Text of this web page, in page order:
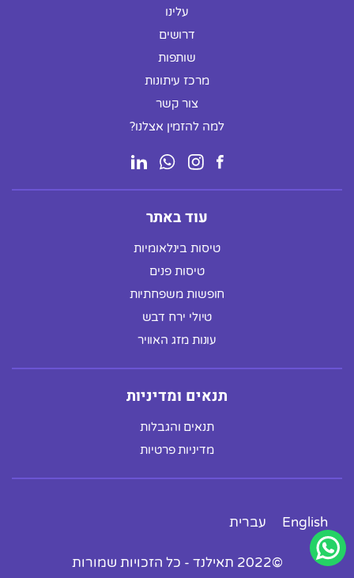
עלינו
דרושים
שותפות
מרכז עיתונות
צור קשר
למה להזמין אצלנו?
עוד באתר
טיסות בינלאומיות
טיסות פנים
חופשות משפחתיות
טיולי ירח דבש
עונות מזג האוויר
תנאים ומדיניות
תנאים והגבלות
מדיניות פרטיות
English עברית
©2022 תאילנד - כל הזכויות שמורות